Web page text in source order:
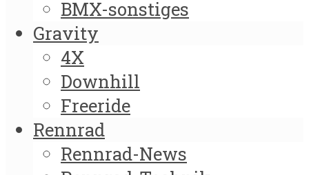
BMX-sonstiges
Gravity
4X
Downhill
Freeride
Rennrad
Rennrad-News